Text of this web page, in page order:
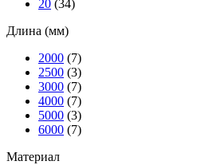
20 (34)
Длина (мм)
2000 (7)
2500 (3)
3000 (7)
4000 (7)
5000 (3)
6000 (7)
Материал